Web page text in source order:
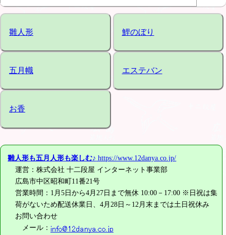
雛人形 鯉のぼり
五月幟 エステバン
お香
雛人形も五月人形も楽しむ♪ https://www.12danya.co.jp/
運営：株式会社 十二段屋 インターネット事業部
広島市中区昭和町11番21号
営業時間：1月5日から4月27日まで無休 10:00－17:00 ※日祝は集
荷がないため配送休業日、4月28日～12月末までは土日祝休み
お問い合わせ
メール：